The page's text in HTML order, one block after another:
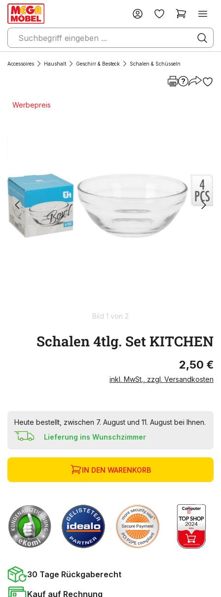
Accessoires Haushalt Geschirr & Besteck Schalen & Schüsseln
Werbepreis
Bild 1 von 2
Schalen 4tlg. Set KITCHEN
2,50 €
inkl. MwSt., zzgl. Versandkosten
Heute bestellt, zwischen 7. August und 11. August bei Ihnen.
Lieferung ins Wunschzimmer
IN DEN WARENKORB
30 Tage Rückgaberecht
Kauf auf Rechnung